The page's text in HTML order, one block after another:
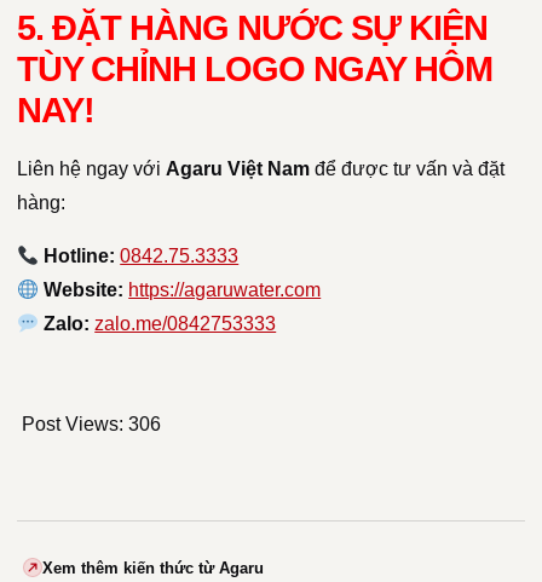
5. ĐẶT HÀNG NƯỚC SỰ KIỆN
TÙY CHỈNH LOGO NGAY HÔM
NAY!
Liên hệ ngay với Agaru Việt Nam để được tư vấn và đặt
hàng:
Hotline: 0842.75.3333
Website: https://agaruwater.com
Zalo: zalo.me/0842753333
Post Views: 306
Xem thêm kiến thức từ Agaru